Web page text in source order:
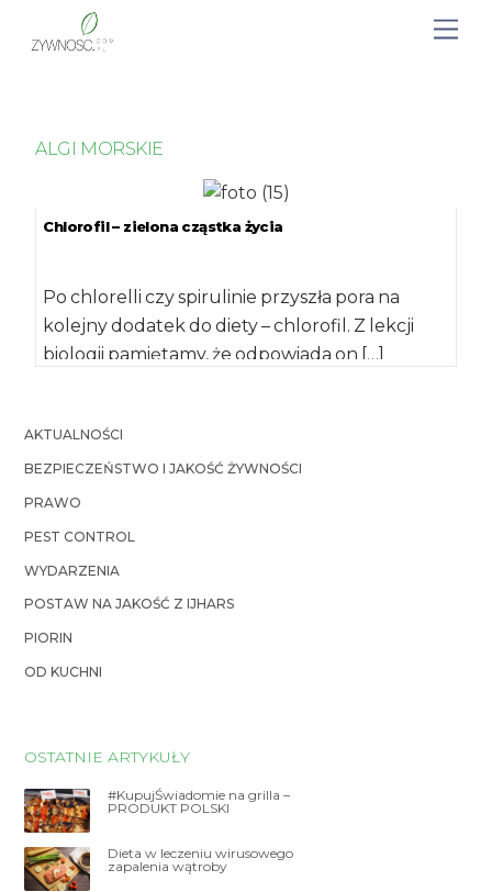
ALGI MORSKIE
Chlorofil – zielona cząstka życia
Po chlorelli czy spirulinie przyszła pora na
kolejny dodatek do diety – chlorofil. Z lekcji
biologii pamiętamy, że odpowiada on […]
AKTUALNOŚCI
BEZPIECZEŃSTWO I JAKOŚĆ ŻYWNOŚCI
PRAWO
PEST CONTROL
WYDARZENIA
POSTAW NA JAKOŚĆ Z IJHARS
PIORIN
OD KUCHNI
OSTATNIE ARTYKUŁY
#KupujŚwiadomie na grilla –
PRODUKT POLSKI
Dieta w leczeniu wirusowego
zapalenia wątroby